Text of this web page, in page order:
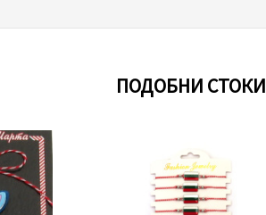
ПОДОБНИ СТОКИ